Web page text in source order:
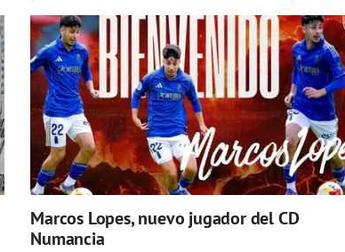
Marcos Lopes, nuevo jugador del CD
Numancia